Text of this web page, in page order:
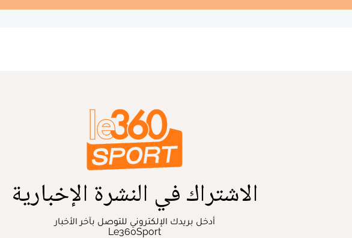
الاشتراك في النشرة الإخبارية
أدخل بريدك الإلكتروني للتوصل بآخر الأخبار
Le360Sport